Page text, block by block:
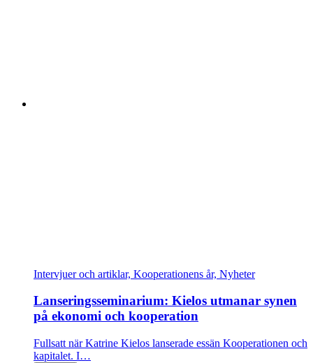
Intervjuer och artiklar, Kooperationens år, Nyheter
Lanseringsseminarium: Kielos utmanar synen
på ekonomi och kooperation
Fullsatt när Katrine Kielos lanserade essän Kooperationen och
kapitalet. I…